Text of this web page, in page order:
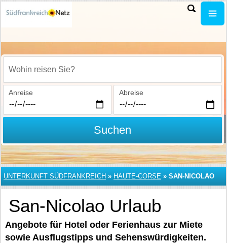
Wohin reisen Sie?
Anreise Abreise
Suchen
UNTERKUNFT SÜDFRANKREICH » HAUTE-CORSE » SAN-NICOLAO
San-Nicolao Urlaub
Angebote für Hotel oder Ferienhaus zur Miete
sowie Ausflugstipps und Sehenswürdigkeiten.